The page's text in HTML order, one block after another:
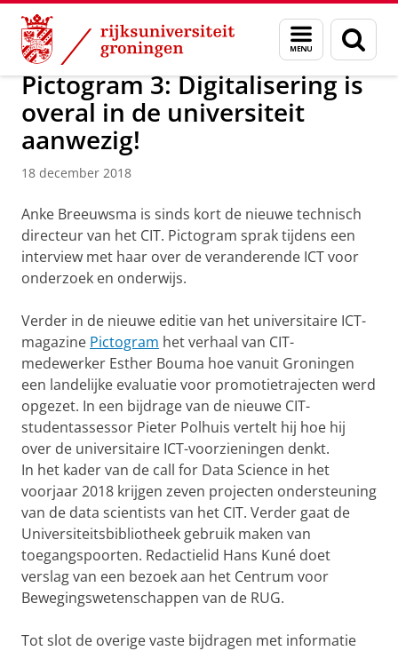
Skip
Content
Skip
Navigation
Menu
en
zoeken
Maatschappij/bedrijven Actueel
Pictogram 3: Digitalisering is
overal in de universiteit
aanwezig!
18 december 2018
Anke Breeuwsma is sinds kort de nieuwe technisch
directeur van het CIT. Pictogram sprak tijdens een
interview met haar over de veranderende ICT voor
onderzoek en onderwijs.
Verder in de nieuwe editie van het universitaire ICT-
magazine Pictogram het verhaal van CIT-
medewerker Esther Bouma hoe vanuit Groningen
een landelijke evaluatie voor promotietrajecten werd
opgezet. In een bijdrage van de nieuwe CIT-
studentassessor Pieter Polhuis vertelt hij hoe hij
over de universitaire ICT-voorzieningen denkt.
In het kader van de call for Data Science in het
voorjaar 2018 krijgen zeven projecten ondersteuning
van de data scientists van het CIT. Verder gaat de
Universiteitsbibliotheek gebruik maken van
toegangspoorten. Redactielid Hans Kuné doet
verslag van een bezoek aan het Centrum voor
Bewegingswetenschappen van de RUG.
Tot slot de overige vaste bijdragen met informatie